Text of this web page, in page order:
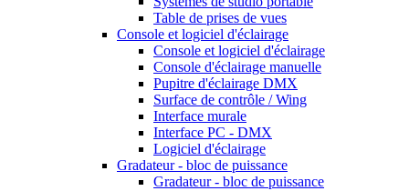
Table de prises de vues
Console et logiciel d'éclairage
Console et logiciel d'éclairage
Console d'éclairage manuelle
Pupitre d'éclairage DMX
Surface de contrôle / Wing
Interface murale
Interface PC - DMX
Logiciel d'éclairage
Gradateur - bloc de puissance
Gradateur - bloc de puissance